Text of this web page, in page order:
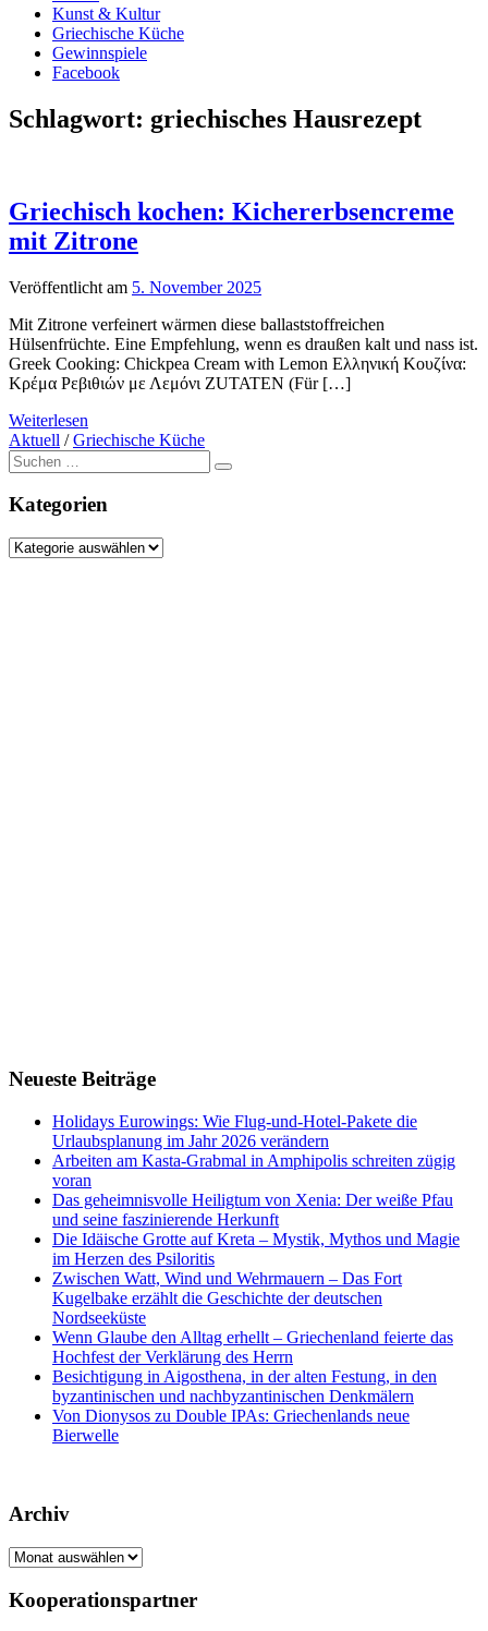
Kunst & Kultur
Griechische Küche
Gewinnspiele
Facebook
Schlagwort: griechisches Hausrezept
Griechisch kochen: Kichererbsencreme
mit Zitrone
Veröffentlicht am 5. November 2025
Mit Zitrone verfeinert wärmen diese ballaststoffreichen
Hülsenfrüchte. Eine Empfehlung, wenn es draußen kalt und nass ist.
Greek Cooking: Chickpea Cream with Lemon Ελληνική Κουζίνα:
Κρέμα Ρεβιθιών με Λεμόνι ZUTATEN (Für […]
Weiterlesen
Aktuell /Griechische Küche
Suche
nach:
Kategorien
Kategorien
Neueste Beiträge
Holidays Eurowings: Wie Flug-und-Hotel-Pakete die
Urlaubsplanung im Jahr 2026 verändern
Arbeiten am Kasta-Grabmal in Amphipolis schreiten zügig
voran
Das geheimnisvolle Heiligtum von Xenia: Der weiße Pfau
und seine faszinierende Herkunft
Die Idäische Grotte auf Kreta – Mystik, Mythos und Magie
im Herzen des Psiloritis
Zwischen Watt, Wind und Wehrmauern – Das Fort
Kugelbake erzählt die Geschichte der deutschen
Nordseeküste
Wenn Glaube den Alltag erhellt – Griechenland feierte das
Hochfest der Verklärung des Herrn
Besichtigung in Aigosthena, in der alten Festung, in den
byzantinischen und nachbyzantinischen Denkmälern
Von Dionysos zu Double IPAs: Griechenlands neue
Bierwelle
Archiv
Archiv
Kooperationspartner